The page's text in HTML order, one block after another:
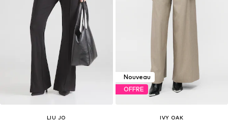
LIU JO
Nouveau
OFFRE
IVY OAK